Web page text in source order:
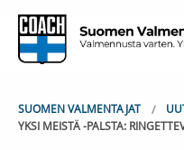
SUOMEN VALMENTAJAT
YKSI MEISTÄ -PALSTA: